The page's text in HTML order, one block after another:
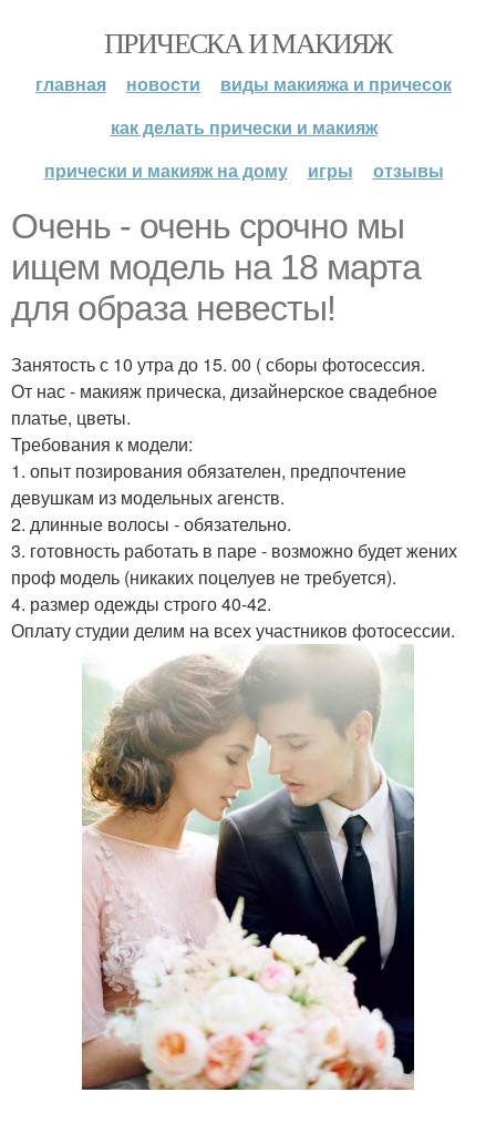
ПРИЧЕСКА И МАКИЯЖ
главная новости
виды макияжа и причесок
как делать прически и макияж
прически и макияж на дому
игры отзывы
Очень - очень срочно мы
ищем модель на 18 марта
для образа невесты!
Занятость с 10 утра до 15. 00 ( сборы фотосессия.
От нас - макияж прическа, дизайнерское свадебное
платье, цветы.
Требования к модели:
1. опыт позирования обязателен, предпочтение
девушкам из модельных агенств.
2. длинные волосы - обязательно.
3. готовность работать в паре - возможно будет жених
проф модель (никаких поцелуев не требуется).
4. размер одежды строго 40-42.
Оплату студии делим на всех участников фотосессии.